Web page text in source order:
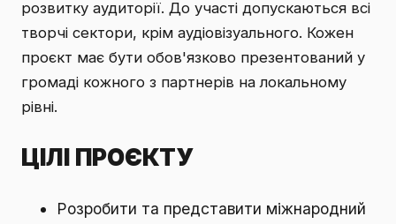
розвитку аудиторії. До участі допускаються всі
творчі сектори, крім аудіовізуального. Кожен
проєкт має бути обов'язково презентований у
громаді кожного з партнерів на локальному
рівні.
ЦІЛІ ПРОЄКТУ
Розробити та представити міжнародний